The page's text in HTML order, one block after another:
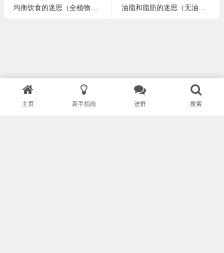
均衡饮食的迷思（全植物饮食/素食会不会缺乏营养？什么类型的食物都要吃一点正确吗？
油脂和脂肪的迷思（无油脂饮食是否会缺乏营养？不吃任何油脂或脂肪会对健康不利吗？）
主页 新手指南 进群 搜索